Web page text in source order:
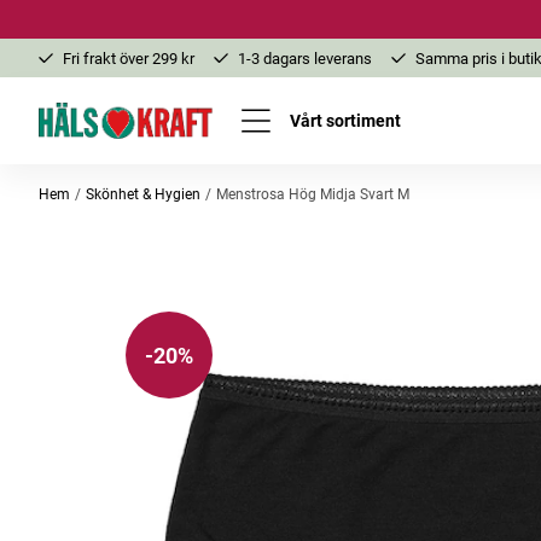
Fri frakt över 299 kr 1-3 dagars leverans Samma pris i
Vårt sortiment
Hem Skönhet & Hygien Menstrosa Hög Midja Svart M
-20%